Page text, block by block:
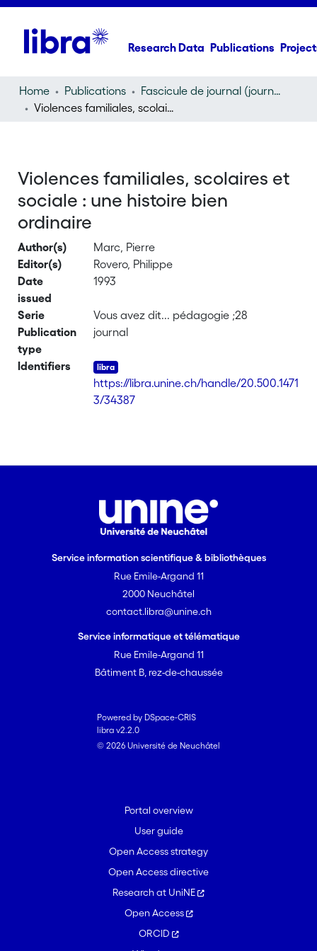
Research Data Publications
Home Publications
Fascicule de journal (journal)
Violences familiales, scolaires et sociale : une histoire bien ordinaire
Violences familiales, scolaires et
sociale : une histoire bien
ordinaire
Author(s)
Marc, Pierre
Editor(s)
Rovero, Philippe
Date
issued
1993
Serie
Vous avez dit... pédagogie ;28
Publication
type
journal
Identifiers
https://libra.unine.ch/handle/20.500.1471
3/34387
Service information scientifique & bibliothèques
Rue Emile-Argand 11
2000 Neuchâtel
contact.libra@unine.ch
Service informatique et télématique
Rue Emile-Argand 11
Bâtiment B, rez-de-chaussée
Powered by DSpace-CRIS
libra v2.2.0
© 2026 Université de Neuchâtel
Portal overview
User guide
Open Access strategy
Open Access directive
Research at UniNE
Open Access
ORCID